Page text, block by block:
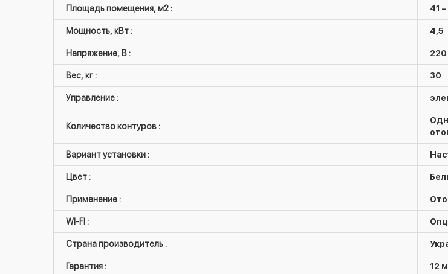
Площадь помещения, м2 : 41
Мощность, кВт : 4,5
Напряжение, В : 220
Вес, кг : 30
Управление :
Количество контуров :
Вариант установки :
Цвет :
Применение :
WI-FI :
Страна производитель :
Гарантия : 12